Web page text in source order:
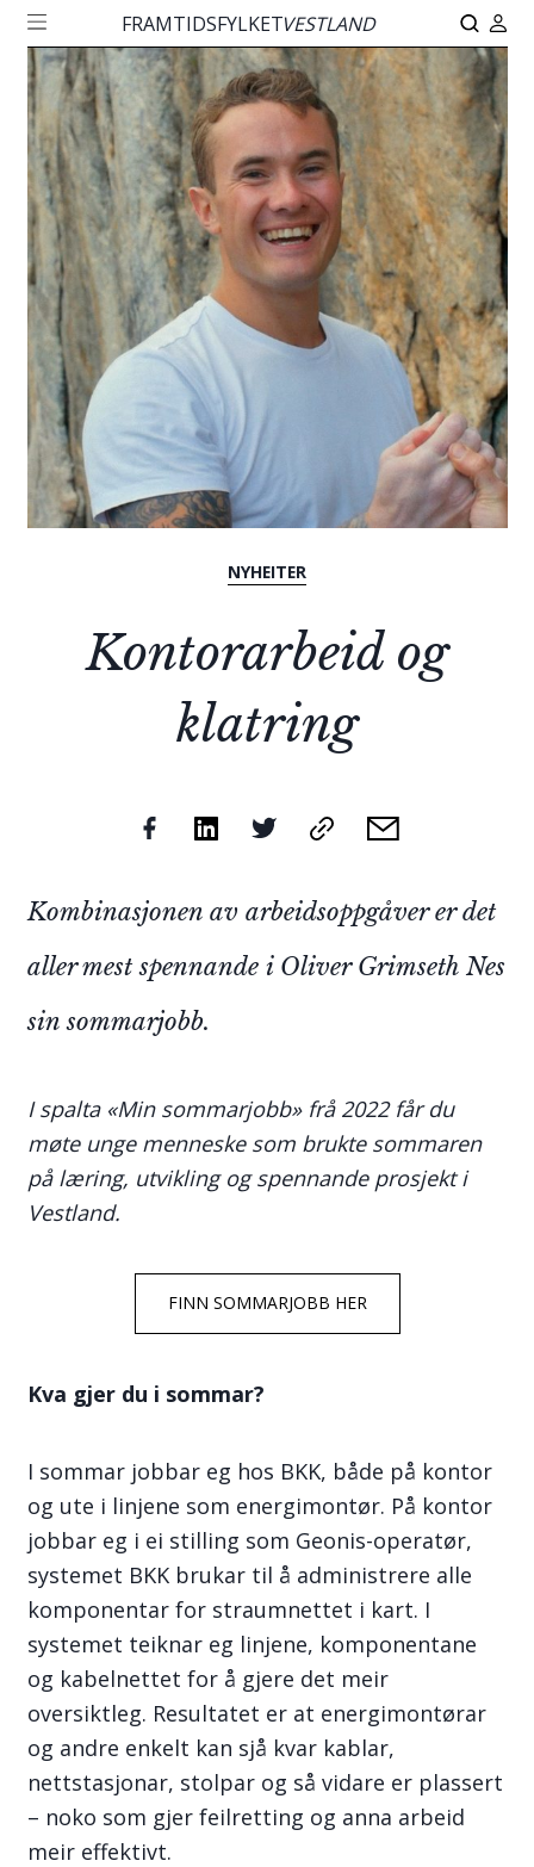
FRAMTIDSFYLKETVESTLAND
NYHEITER
Kontorarbeid og
klatring
Kombinasjonen av arbeidsoppgåver er det
aller mest spennande i Oliver Grimseth Nes
sin sommarjobb.
I spalta «Min sommarjobb» frå 2022 får du
møte unge menneske som brukte sommaren
på læring, utvikling og spennande prosjekt i
Vestland.
FINN SOMMARJOBB HER
Kva gjer du i sommar?
I sommar jobbar eg hos BKK, både på kontor
og ute i linjene som energimontør. På kontor
jobbar eg i ei stilling som Geonis-operatør,
systemet BKK brukar til å administrere alle
komponentar for straumnettet i kart. I
systemet teiknar eg linjene, komponentane
og kabelnettet for å gjere det meir
oversiktleg. Resultatet er at energimontørar
og andre enkelt kan sjå kvar kablar,
nettstasjonar, stolpar og så vidare er plassert
– noko som gjer feilretting og anna arbeid
meir effektivt.